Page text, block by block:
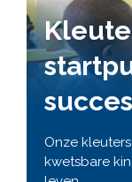
Onze
kwetsbare